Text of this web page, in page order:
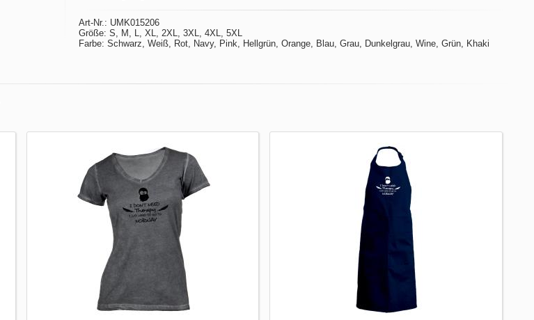
Art-Nr.: UMK015206
Größe: S, M, L, XL, 2XL, 3XL, 4XL, 5XL
Farbe: Schwarz, Weiß, Rot, Navy, Pink, Hellgrün, Orange, Blau, Grau, Dunkelgrau, Wine, Grün, Khaki